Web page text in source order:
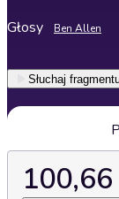
Głosy Ben Allen
Słuchaj
100,66